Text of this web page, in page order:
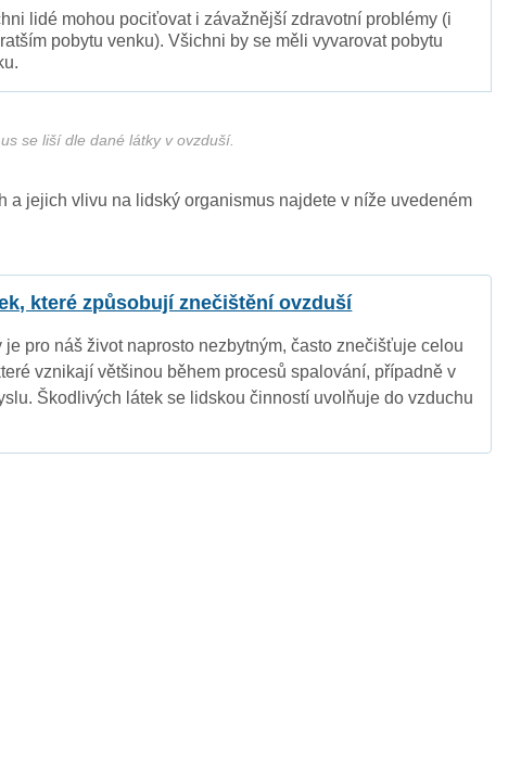
lidé mohou pociťovat i závažnější zdravotní problémy (i
pobytu venku). Všichni by se měli vyvarovat pobytu
se liší dle dané látky v ovzduší.
a jejich vlivu na lidský organismus najdete v níže uvedeném
které způsobují znečištění ovzduší
je pro náš život naprosto nezbytným, často znečišťuje celou
vznikají většinou během procesů spalování, případně v
Škodlivých látek se lidskou činností uvolňuje do vzduchu